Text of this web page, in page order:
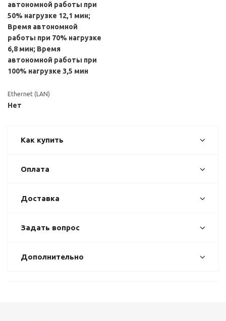
автономной работы при
50% нагрузке 12,1 мин;
Время автономной
работы при 70% нагрузке
6,8 мин; Время
автономной работы при
100% нагрузке 3,5 мин
Ethernet (LAN)
Нет
Как купить
Оплата
Доставка
Задать вопрос
Дополнительно